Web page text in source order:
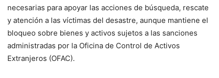
necesarias para apoyar las acciones de búsqueda, rescate
y atención a las víctimas del desastre, aunque mantiene el
bloqueo sobre bienes y activos sujetos a las sanciones
administradas por la Oficina de Control de Activos
Extranjeros (OFAC).